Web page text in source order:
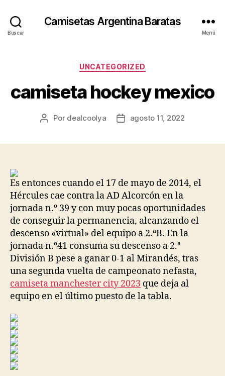
Buscar
Camisetas Argentina Baratas
Menú
Categorías
UNCATEGORIZED
camiseta hockey mexico
Autor
Por dealcoolya
Fechaagosto 11, 2022
Es entonces cuando el 17 de mayo de 2014, el
Hércules cae contra la AD Alcorcón en la
jornada n.º 39 y con muy pocas oportunidades
de conseguir la permanencia, alcanzando el
descenso «virtual» del equipo a 2.ªB. En la
jornada n.º41 consuma su descenso a 2.ª
División B pese a ganar 0-1 al Mirandés, tras
una segunda vuelta de campeonato nefasta,
camiseta manchester city 2023 que deja al
equipo en el último puesto de la tabla.